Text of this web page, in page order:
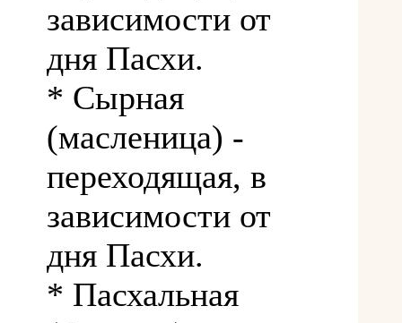
зависимости от
дня Пасхи.
* Сырная
(масленица) -
переходящая, в
зависимости от
дня Пасхи.
* Пасхальная